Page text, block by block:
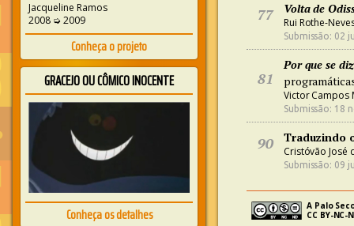
Jacqueline Ramos
2008 ➭ 2009
Conheça o projeto
GRACEJO OU CÔMICO INOCENTE
Conheça os detalhes
77 Volta de
Rui Rothe-
Submissão: 02
81
Por que se diz
Victor Campos
Submissão: 18
90 Traduzindo
Cristóvão José
Submissão: 09
A Palo
CC BY-